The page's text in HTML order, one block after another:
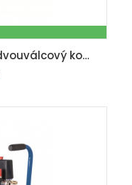
HC 25 Si - tichý bezolejový dvouválcový kompresor 24 l